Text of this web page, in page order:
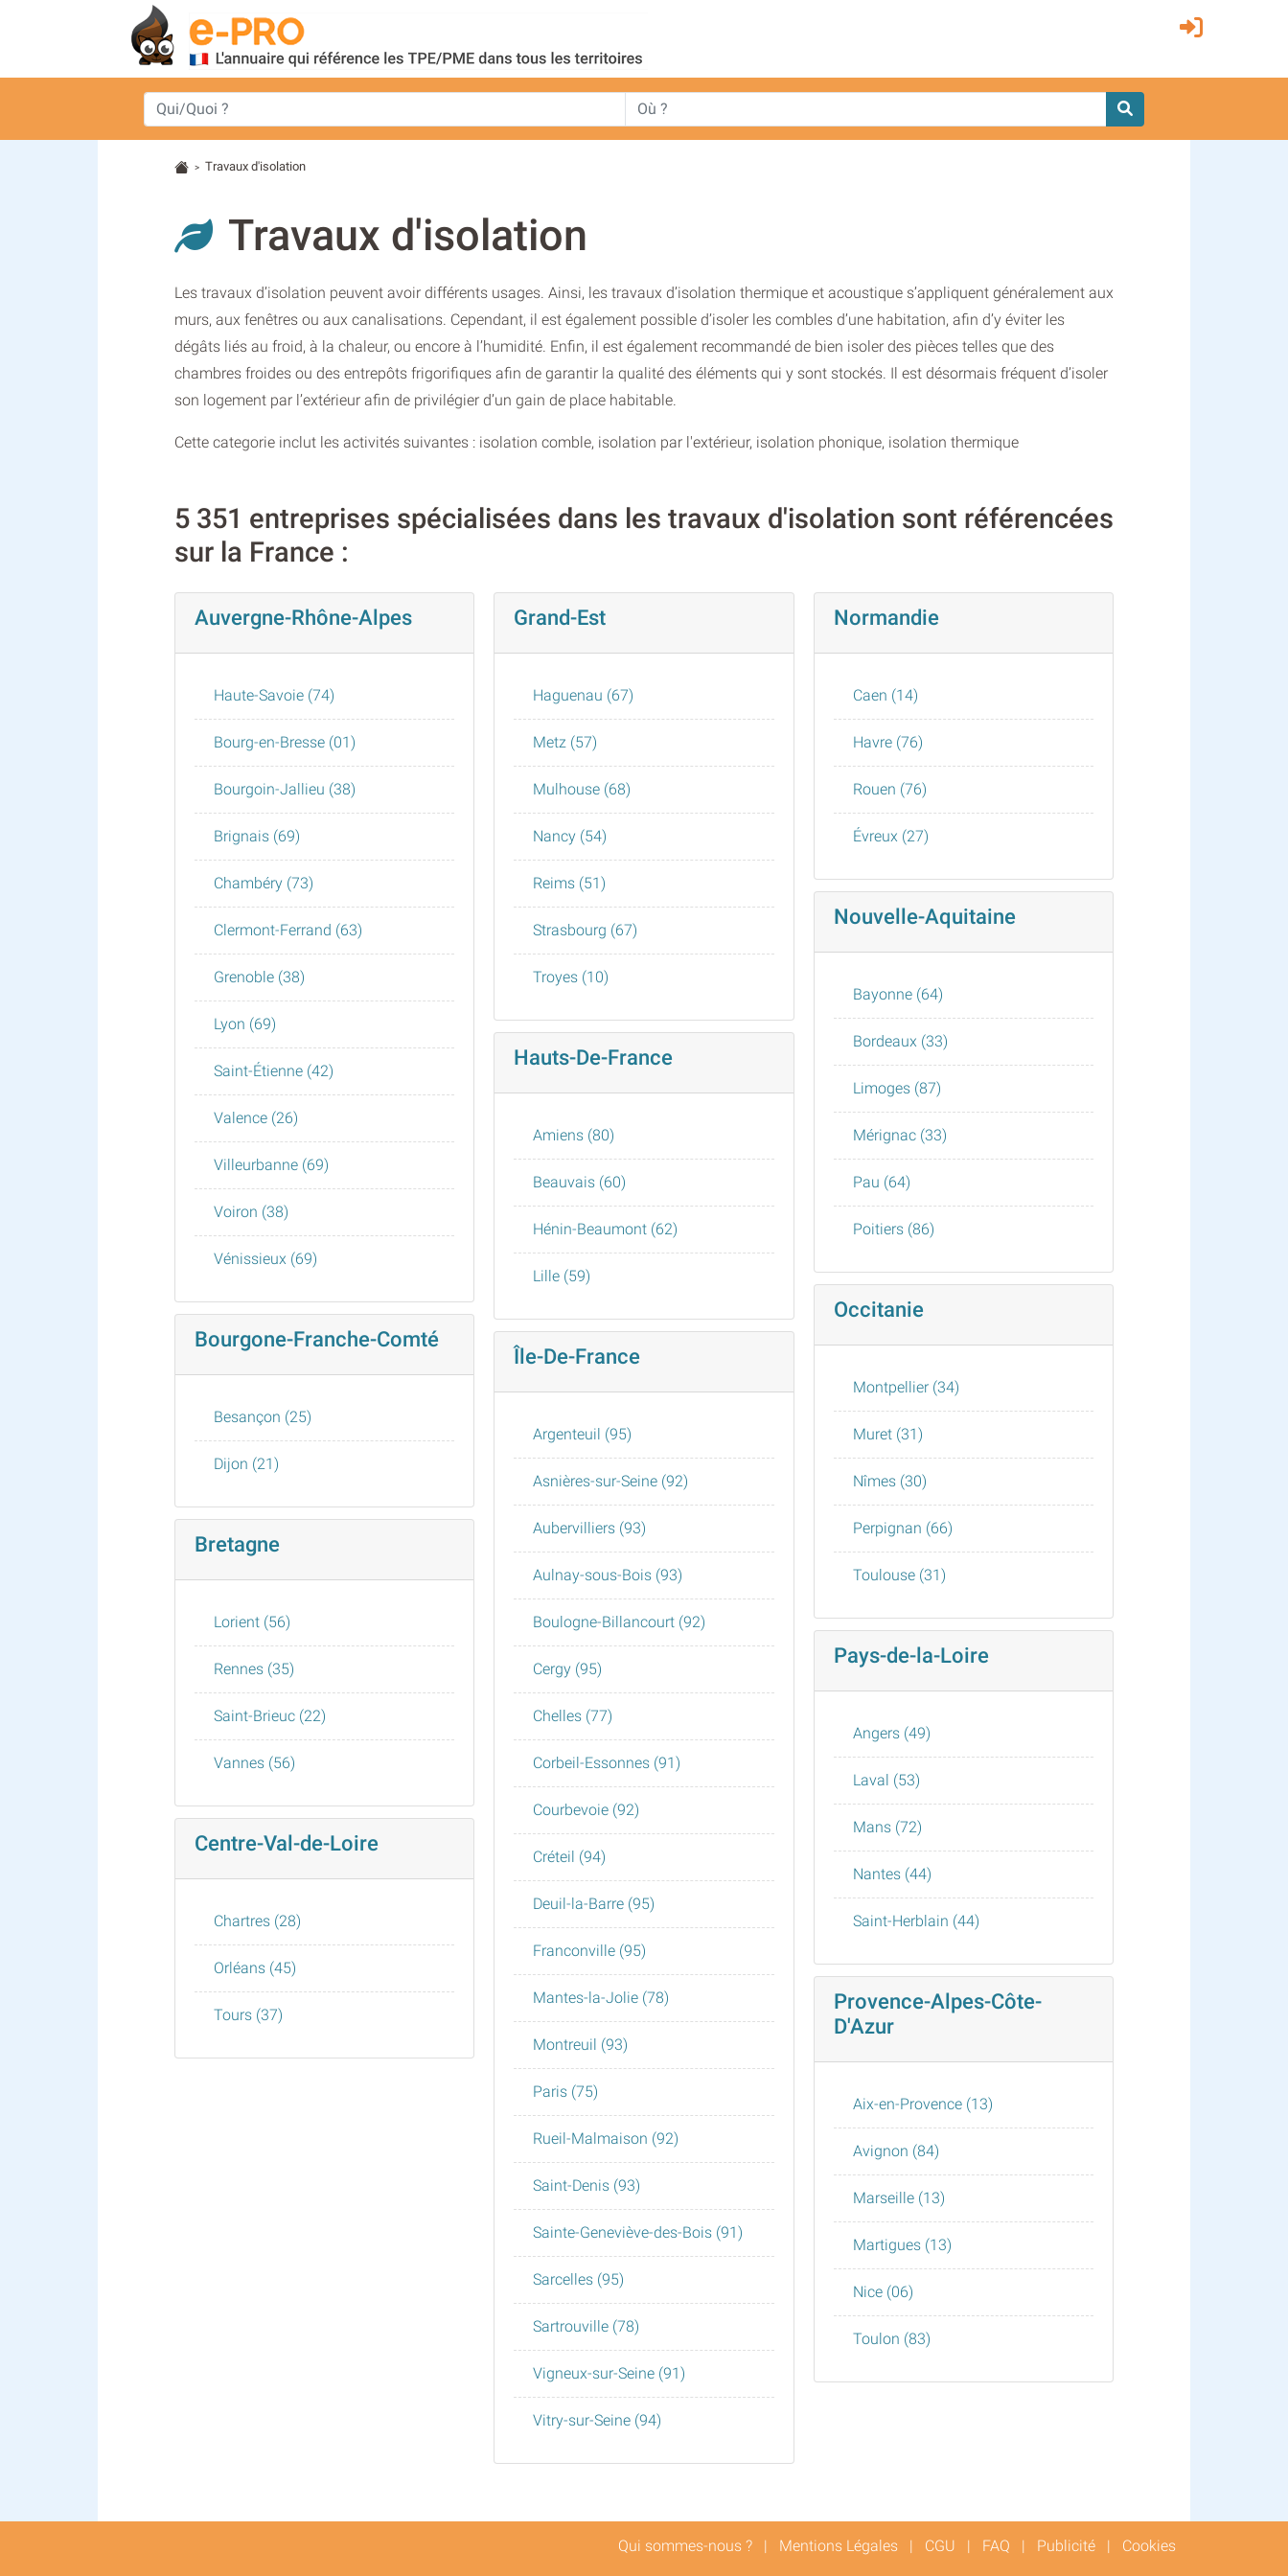
> Travaux d'isolation
Travaux d'isolation
Les travaux d’isolation peuvent avoir différents usages. Ainsi, les travaux d’isolation thermique et acoustique s’appliquent généralement aux
murs, aux fenêtres ou aux canalisations. Cependant, il est également possible d’isoler les combles d’une habitation, afin d’y éviter les
dégâts liés au froid, à la chaleur, ou encore à l’humidité. Enfin, il est également recommandé de bien isoler des pièces telles que des
chambres froides ou des entrepôts frigorifiques afin de garantir la qualité des éléments qui y sont stockés. Il est désormais fréquent d’isoler
son logement par l’extérieur afin de privilégier d’un gain de place habitable.
Cette categorie inclut les activités suivantes : isolation comble, isolation par l'extérieur, isolation phonique, isolation thermique
5 351 entreprises spécialisées dans les travaux d'isolation sont référencées
sur la France :
Auvergne-Rhône-Alpes
Haute-Savoie (74)
Bourg-en-Bresse (01)
Bourgoin-Jallieu (38)
Brignais (69)
Chambéry (73)
Clermont-Ferrand (63)
Grenoble (38)
Lyon (69)
Saint-Étienne (42)
Valence (26)
Villeurbanne (69)
Voiron (38)
Vénissieux (69)
Bourgone-Franche-Comté
Besançon (25)
Dijon (21)
Bretagne
Lorient (56)
Rennes (35)
Saint-Brieuc (22)
Vannes (56)
Centre-Val-de-Loire
Chartres (28)
Orléans (45)
Tours (37)
Grand-Est
Haguenau (67)
Metz (57)
Mulhouse (68)
Nancy (54)
Reims (51)
Strasbourg (67)
Troyes (10)
Hauts-De-France
Amiens (80)
Beauvais (60)
Hénin-Beaumont (62)
Lille (59)
Île-De-France
Argenteuil (95)
Asnières-sur-Seine (92)
Aubervilliers (93)
Aulnay-sous-Bois (93)
Boulogne-Billancourt (92)
Cergy (95)
Chelles (77)
Corbeil-Essonnes (91)
Courbevoie (92)
Créteil (94)
Deuil-la-Barre (95)
Franconville (95)
Mantes-la-Jolie (78)
Montreuil (93)
Paris (75)
Rueil-Malmaison (92)
Saint-Denis (93)
Sainte-Geneviève-des-Bois (91)
Sarcelles (95)
Sartrouville (78)
Vigneux-sur-Seine (91)
Vitry-sur-Seine (94)
Normandie
Caen (14)
Havre (76)
Rouen (76)
Évreux (27)
Nouvelle-Aquitaine
Bayonne (64)
Bordeaux (33)
Limoges (87)
Mérignac (33)
Pau (64)
Poitiers (86)
Occitanie
Montpellier (34)
Muret (31)
Nîmes (30)
Perpignan (66)
Toulouse (31)
Pays-de-la-Loire
Angers (49)
Laval (53)
Mans (72)
Nantes (44)
Saint-Herblain (44)
Provence-Alpes-Côte-
D'Azur
Aix-en-Provence (13)
Avignon (84)
Marseille (13)
Martigues (13)
Nice (06)
Toulon (83)
Qui sommes-nous ? | Mentions Légales | CGU | FAQ | Publicité | Cookies